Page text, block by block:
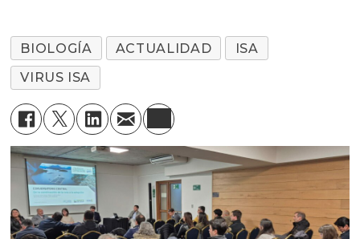
BIOLOGÍA ACTUALIDAD
ISA
VIRUS ISA